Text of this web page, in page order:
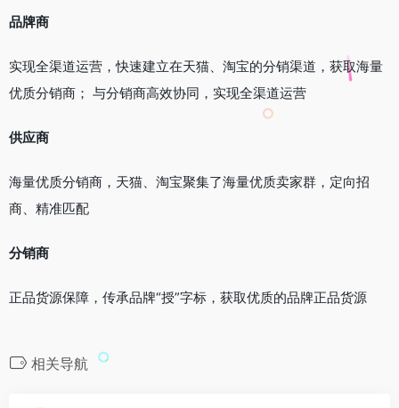
品牌商
实现全渠道运营，快速建立在天猫、淘宝的分销渠道，获取海量
优质分销商； 与分销商高效协同，实现全渠道运营
供应商
海量优质分销商，天猫、淘宝聚集了海量优质卖家群，定向招
商、精准匹配
分销商
正品货源保障，传承品牌“授”字标，获取优质的品牌正品货源
相关导航